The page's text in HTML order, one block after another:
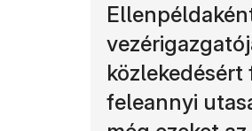
feleannyi